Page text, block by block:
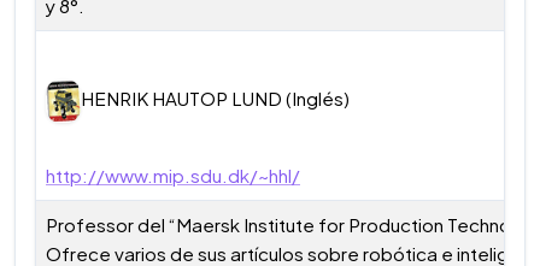
y 8°.
HENRIK HAUTOP LUND (Inglés)
http://www.mip.sdu.dk/~hhl/
Professor del “Maersk Institute for Production
Ofrece varios de sus artículos sobre robótica e